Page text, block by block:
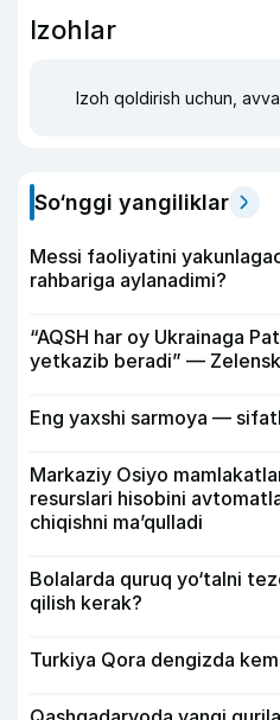
Izohlar
Izoh qoldirish uchun,
So‘nggi yangiliklar
Messi faoliyatini
rahbariga aylanadimi?
“AQSH har oy Ukrainaga
yetkazib beradi” —
Eng yaxshi sarmoya —
Markaziy Osiyo
resurslari hisobini
chiqishni ma’qulladi
Bolalarda quruq yo‘talni
qilish kerak?
Turkiya Qora dengizda